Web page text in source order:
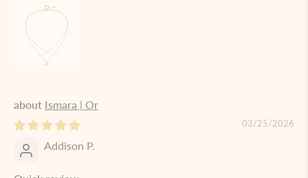
Ismara | Or
03/25/2026
Addison P.